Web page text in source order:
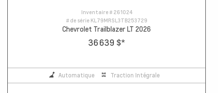
Inventaire # 261024
# de série KL79MRSL3TB253729
Chevrolet Trailblazer LT 2026
36 639 $*
Automatique Traction Intégrale